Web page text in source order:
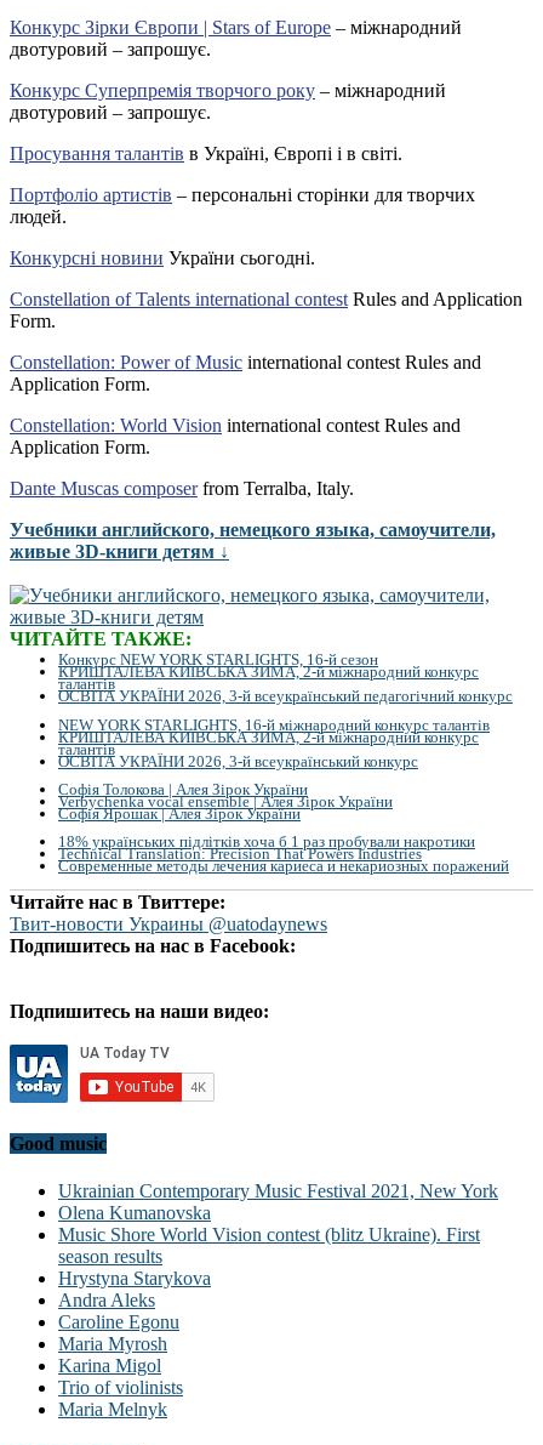
Конкурс Зірки Європи | Stars of Europe – міжнародний
двотуровий – запрошує.
Конкурс Суперпремія творчого року – міжнародний
двотуровий – запрошує.
Просування талантів в Україні, Європі і в світі.
Портфоліо артистів – персональні сторінки для творчих
людей.
Конкурсні новини України сьогодні.
Constellation of Talents international contest Rules and Application
Form.
Constellation: Power of Music international contest Rules and
Application Form.
Constellation: World Vision international contest Rules and
Application Form.
Dante Muscas composerfrom Terralba, Italy.
Учебники английского, немецкого языка, самоучители,
живые 3D-книги детям ↓
ЧИТАЙТЕ ТАКЖЕ:
Конкурс NEW YORK STARLIGHTS, 16-й сезон
КРИШТАЛЕВА КИЇВСЬКА ЗИМА, 2-й міжнародний конкурс
талантів
ОСВІТА УКРАЇНИ 2026, 3-й всеукраїнський педагогічний конкурс
NEW YORK STARLIGHTS, 16-й міжнародний конкурс талантів
КРИШТАЛЕВА КИЇВСЬКА ЗИМА, 2-й міжнародний конкурс
талантів
ОСВІТА УКРАЇНИ 2026, 3-й всеукраїнський конкурс
Софія Толокова | Алея Зірок України
Verbychenka vocal ensemble | Алея Зірок України
Софія Ярошак | Алея Зірок України
18% українських підлітків хоча б 1 раз пробували накротики
Technical Translation: Precision That Powers Industries
Современные методы лечения кариеса и некариозных поражений
Читайте нас в Твиттере:
Твит-новости Украины @uatodaynews
Подпишитесь на нас в Facebook:
Подпишитесь на наши видео:
Good music
Ukrainian Contemporary Music Festival 2021, New York
Olena Kumanovska
Music Shore World Vision contest (blitz Ukraine). First
season results
Hrystyna Starykova
Andra Aleks
Caroline Egonu
Maria Myrosh
Karina Migol
Trio of violinists
Maria Melnyk